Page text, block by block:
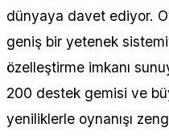
dünyaya davet ediyor.
geniş bir yetenek
özelleştirme imkanı
200 destek gemisi ve
yeniliklerle oynanışı